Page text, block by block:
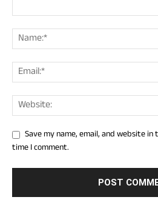
Save my name, email, and website
time I comment.